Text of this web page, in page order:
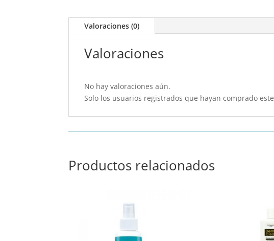
Valoraciones (0)
Valoraciones
No hay valoraciones aún.
Solo los usuarios registrados que hayan comprado
Productos relacionados